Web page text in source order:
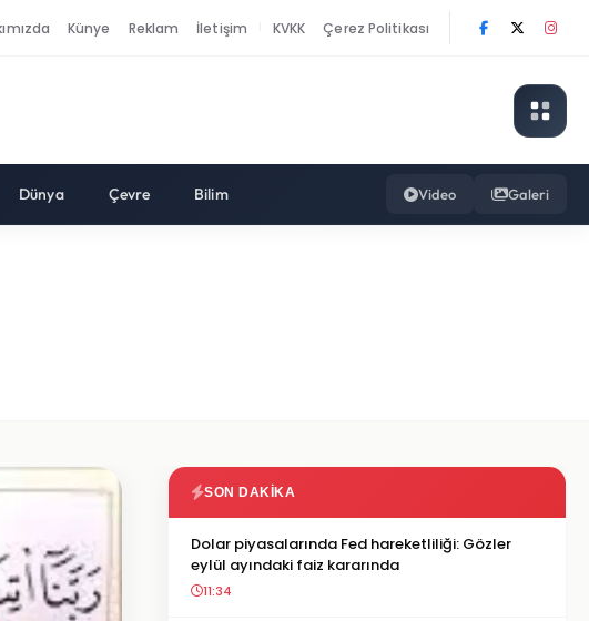
Künye Reklam İletişim KVKK Çerez Politikası
Dünya Çevre Bilim Video Galeri
SON DAKIKA
Dolar piyasalarında Fed hareketliliği: Gözler
eylül ayındaki faiz kararında
11:34